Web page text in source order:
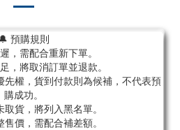
預購規則
，需配合重新下單。
，將取消訂單並退款。
先權，貨到付款則為候補，不代表預
購成功。
貨，將列入黑名單。
價，需配合補差額。